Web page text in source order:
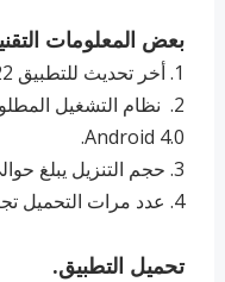
بعض المعلومات
1. أخر تحديث للتطبيق 29/9/2022.
2. ‏ ‏نظام التشغيل
Android 4.0.
3. ‏حجم التنزيل يبلغ حوالي 45.7 ميغا بايت.
4. ‏عدد مرات التحميل تجاوز ال 10000 مرة تحميل.
تحميل التطبيق.